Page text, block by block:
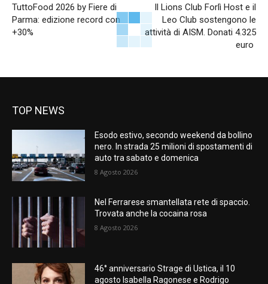
TuttoFood 2026 by Fiere di
Parma: edizione record con
+30%
Il Lions Club Forlì Host e il
Leo Club sostengono le
attività di AISM. Donati 4.325
euro
TOP NEWS
Esodo estivo, secondo weekend da bollino
nero. In strada 25 milioni di spostamenti di
auto tra sabato e domenica
8 Agosto 2026
Nel Ferrarese smantellata rete di spaccio.
Trovata anche la cocaina rosa
8 Agosto 2026
46° anniversario Strage di Ustica, il 10
agosto Isabella Ragonese e Rodrigo